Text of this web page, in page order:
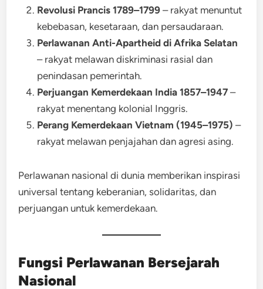
Revolusi Prancis 1789–1799 – rakyat menuntut
kebebasan, kesetaraan, dan persaudaraan.
Perlawanan Anti-Apartheid di Afrika Selatan
– rakyat melawan diskriminasi rasial dan
penindasan pemerintah.
Perjuangan Kemerdekaan India 1857–1947 –
rakyat menentang kolonial Inggris.
Perang Kemerdekaan Vietnam (1945–1975) –
rakyat melawan penjajahan dan agresi asing.
Perlawanan nasional di dunia memberikan inspirasi
universal tentang keberanian, solidaritas, dan
perjuangan untuk kemerdekaan.
Fungsi Perlawanan Bersejarah
Nasional